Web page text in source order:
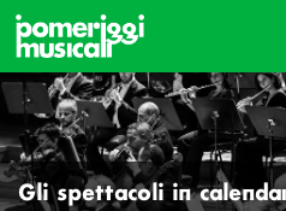
Gli spettacoli in